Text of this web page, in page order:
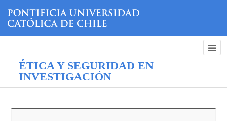
ÉTICA Y SEGURIDAD EN
INVESTIGACIÓN